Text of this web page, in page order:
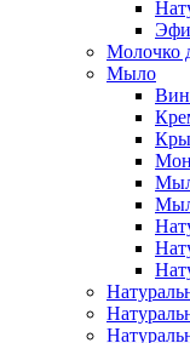
Молочко
Мыло